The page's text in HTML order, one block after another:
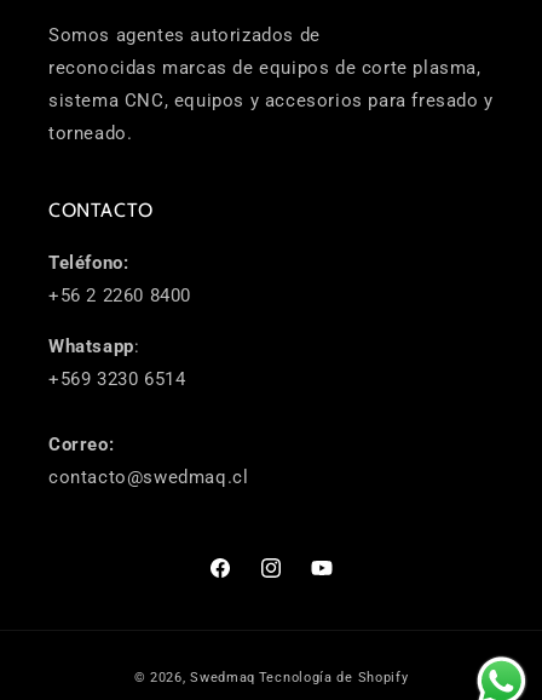
Somos agentes autorizados de
reconocidas marcas de equipos de corte plasma,
sistema CNC, equipos y accesorios para fresado y
torneado.
CONTACTO
Teléfono:
+56 2 2260 8400
Whatsapp:
+569 3230 6514
Correo:
contacto@swedmaq.cl
FacebookInstagramYouTube
© 2026,Swedmaq Tecnología de Shopify